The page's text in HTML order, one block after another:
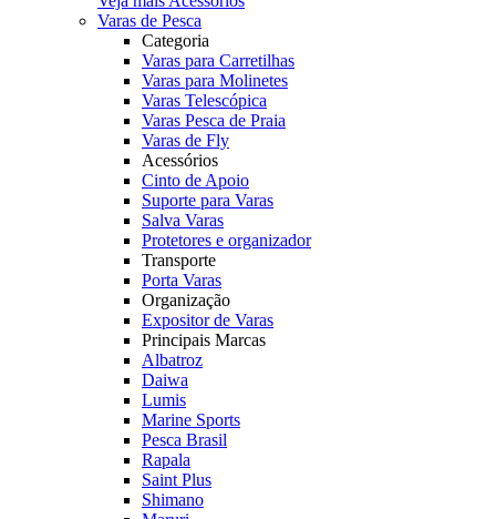
Varas de Pesca
Categoria
Varas para Carretilhas
Varas para Molinetes
Varas Telescópica
Varas Pesca de Praia
Varas de Fly
Acessórios
Cinto de Apoio
Suporte para Varas
Salva Varas
Protetores e organizador
Transporte
Porta Varas
Organização
Expositor de Varas
Principais Marcas
Albatroz
Daiwa
Lumis
Marine Sports
Pesca Brasil
Rapala
Saint Plus
Shimano